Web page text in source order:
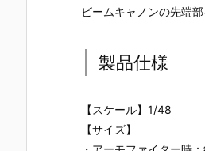
ビームキャノンの先端
製品仕様
【スケール】1/48
【サイズ】